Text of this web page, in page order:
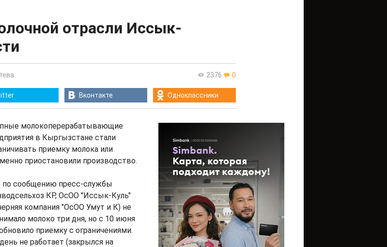
отрасли Иссык-
2376 0
Вконтакте Одноклассники
молокоперерабатывающие
в Кыргызстане стали
приемку молока или
приостановили производство.
по сообщению пресс-службы
КР, ОсОО "Иссык-Куль"
компания "ОсОО Умут и К) не
молоко три дня, но с 10 июня
приемку с ограничениями.
не работает (закрылся на